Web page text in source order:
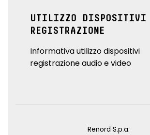
UTILIZZO
REGISTRAZIONE
Informativa utilizzo dispositivi
registrazione audio e video
Renord S.p.a.